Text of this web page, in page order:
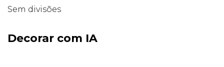
Sem divisões
Decorar com IA